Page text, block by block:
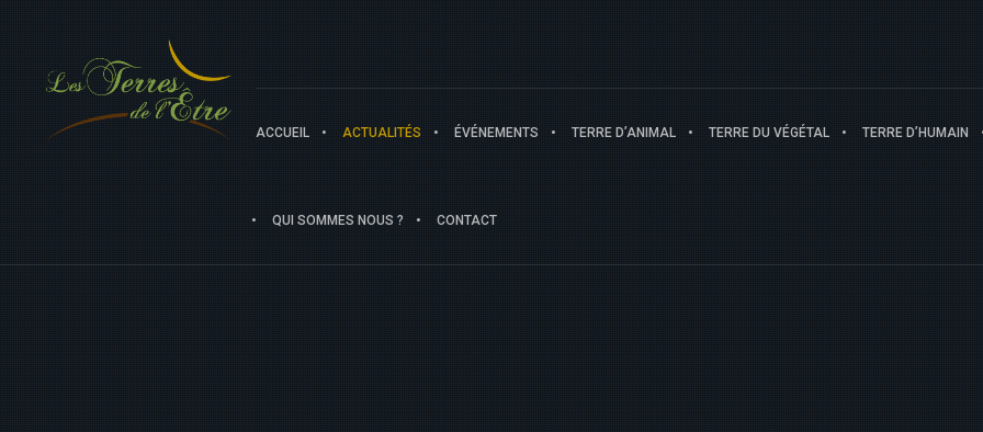
ACCUEIL ACTUALITÉS ÉVÉNEMENTS TERRE D’ANIMAL TERRE DU VÉGÉTAL TERRE D’HUMAIN
QUI SOMMES NOUS ? CONTACT